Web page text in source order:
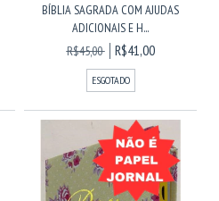
BÍBLIA SAGRADA COM AJUDAS
ADICIONAIS E H...
R$45,00
R$41,00
ESGOTADO